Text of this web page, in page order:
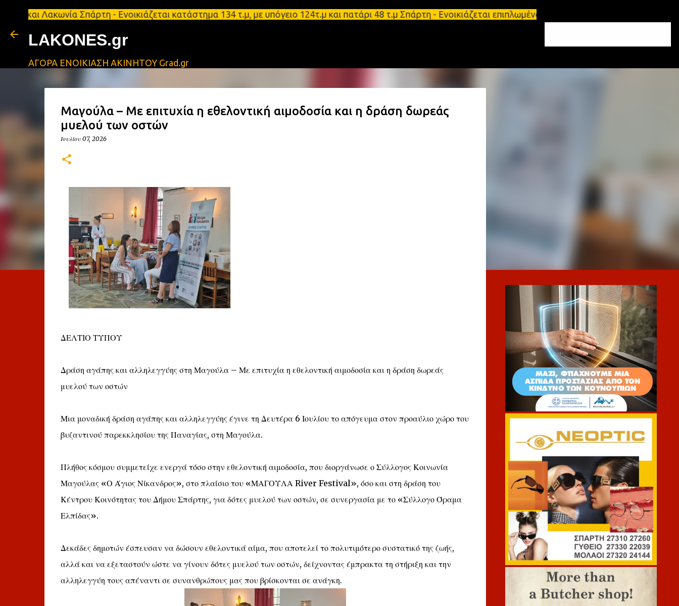
Μετάβαση στο κύριο περιεχόμενο
Σπάρτη - Ενοικιάζεται κατάστημα 134 τ.μ, με υπόγειο 124τ.μ και πατάρι 48 τ.μ Σπάρτη - Ενοικιάζεται επιπλωμένο διαμέρισμα 65τ.μ Σπάρτη
LAKONES.gr
ΑΓΟΡΑ ΕΝΟΙΚΙΑΣΗ ΑΚΙΝΗΤΟΥ Grad.gr
Μαγούλα – Με επιτυχία η εθελοντική αιμοδοσία και η δράση δωρεάς
μυελού των οστών
Ιουλίου 07, 2026
ΔΕΛΤΙΟ ΤΥΠΟΥ
Δράση αγάπης και αλληλεγγύης στη Μαγούλα – Με επιτυχία η εθελοντική αιμοδοσία και η δράση δωρεάς
μυελού των οστών
Μια μοναδική δράση αγάπης και αλληλεγγύης έγινε τη Δευτέρα 6 Ιουλίου το απόγευμα στον προαύλιο χώρο του
βυζαντινού παρεκκλησίου της Παναγίας, στη Μαγούλα.
Πλήθος κόσμου συμμετείχε ενεργά τόσο στην εθελοντική αιμοδοσία, που διοργάνωσε ο Σύλλογος Κοινωνία
Μαγούλας «Ο Άγιος Νίκανδρος», στο πλαίσιο του «ΜΑΓΟΥΛΑ River Festival», όσο και στη δράση του
Κέντρου Κοινότητας του Δήμου Σπάρτης, για δότες μυελού των οστών, σε συνεργασία με το «Σύλλογο Όραμα
Ελπίδας».
Δεκάδες δημοτών έσπευσαν να δώσουν εθελοντικά αίμα, που αποτελεί το πολυτιμότερο συστατικό της ζωής,
αλλά και να εξεταστούν ώστε να γίνουν δότες μυελού των οστών, δείχνοντας έμπρακτα τη στήριξη και την
αλληλεγγύη τους απέναντι σε συνανθρώπους μας που βρίσκονται σε ανάγκη.